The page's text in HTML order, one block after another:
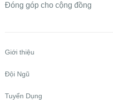
Đóng góp cho cộng đồng
Giới thiệu
Đội Ngũ
Tuyển Dụng